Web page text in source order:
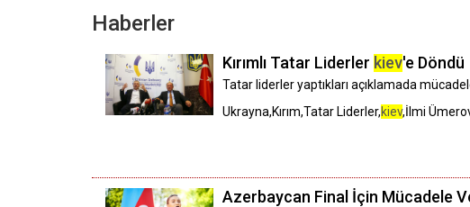
Haberler
Kırımlı Tatar Liderler kiev'e Döndü
Tatar liderler yaptıkları açıklamada
Ukrayna,Kırım,Tatar Liderler,kiev,İlmi
Azerbaycan Final İçin Mücadele